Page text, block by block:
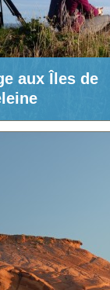
aux Îles de